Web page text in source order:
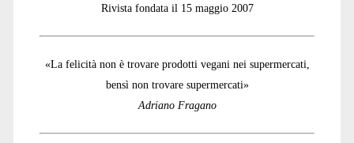
Rivista fondata il 15 maggio 2007
«La felicità non è trovare prodotti vegani nei supermercati,
bensì non trovare supermercati»
Adriano Fragano